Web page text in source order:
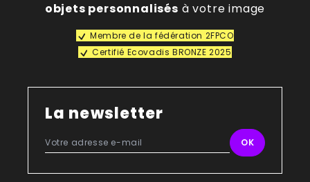
objets personnalisés à votre image
Membre de la fédération 2FPCO
Certifié Ecovadis BRONZE 2025
La newsletter